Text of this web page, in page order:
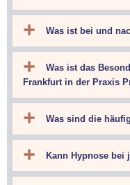
Was ist bei und
Was ist das
Frankfurt in der Praxis
Was sind die
Kann Hypnose bei